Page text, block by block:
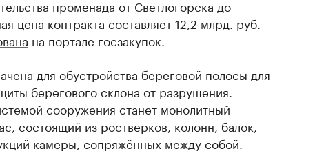
променада от Светлогорска до
цена контракта составляет 12,2 млрд. руб.
на портале госзакупок.
для обустройства береговой полосы для
берегового склона от разрушения.
сооружения станет монолитный
состоящий из ростверков, колонн, балок,
камеры, сопряжённых между собой.